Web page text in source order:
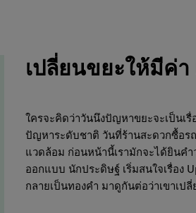
เปลี่ยนขยะให้มีค่า
ใครจะคิดว่าวันนึงปัญหาขยะจะเป็นเ
ปัญหาระดับชาติ วันที่ร้านสะดวกซื้อร
แวดล้อม ก่อนหน้านี้เรามักจะได้ยินคำ
ออกแบบ นักประดิษฐ์ เริ่มสนใจเรื่อง
กลายเป็นทองคำ มาดูกันต่อว่าเขาเป